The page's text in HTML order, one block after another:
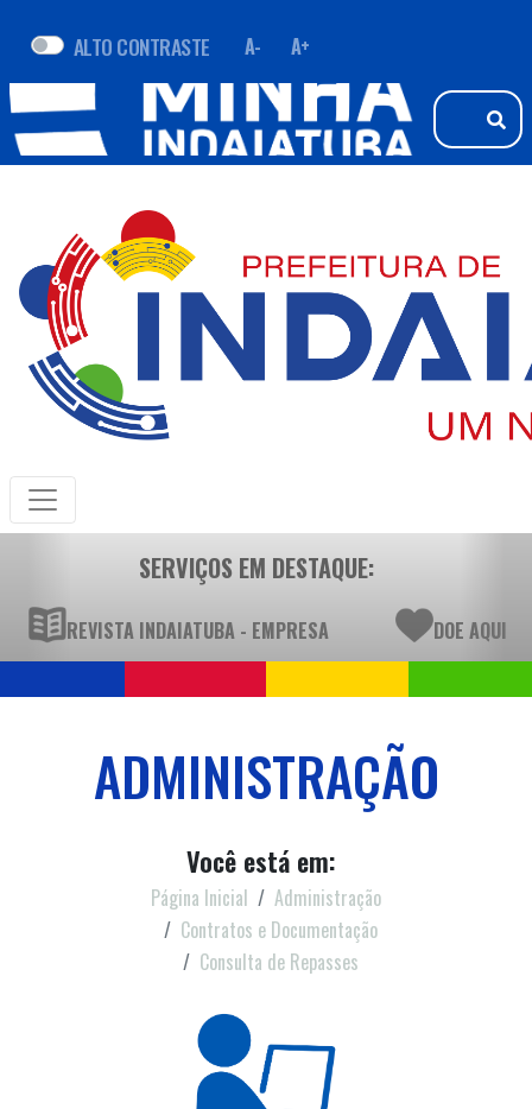
ALTO CONTRASTE A- A+
SERVIÇOS EM DESTAQUE:
REVISTA INDAIATUBA - EMPRESA DOE AQUI
ADMINISTRAÇÃO
Você está em:
Página Inicial
Administração
Contratos e Documentação
Consulta de Repasses